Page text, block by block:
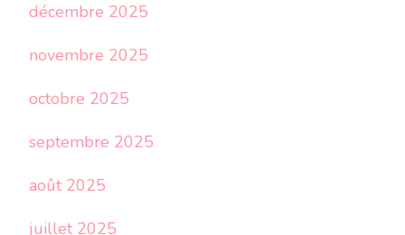
décembre 2025
novembre 2025
octobre 2025
septembre 2025
août 2025
juillet 2025